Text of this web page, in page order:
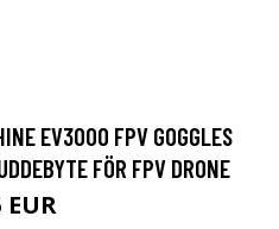
EV300O FPV GOGGLES
FÖR FPV DRONE
EUR